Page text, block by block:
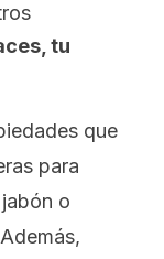
tu
que
para
o